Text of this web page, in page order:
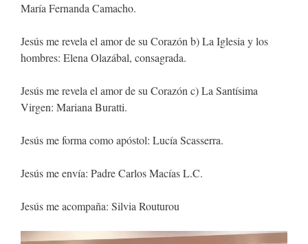
María Fernanda Camacho.
Jesús me revela el amor de su Corazón b) La Iglesia y los
hombres: Elena Olazábal, consagrada.
Jesús me revela el amor de su Corazón c) La Santísima
Virgen: Mariana Buratti.
Jesús me forma como apóstol: Lucía Scasserra.
Jesús me envía: Padre Carlos Macías L.C.
Jesús me acompaña: Silvia Routurou